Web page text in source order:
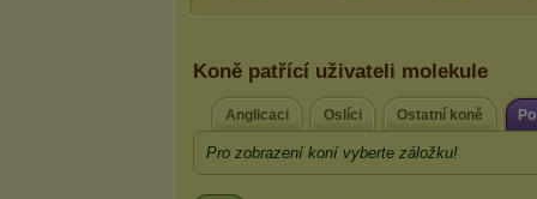
Koně patřící uživateli molekule
Anglicaci Oslíci Ostatní koně
Pro zobrazení koní vyberte záložku!